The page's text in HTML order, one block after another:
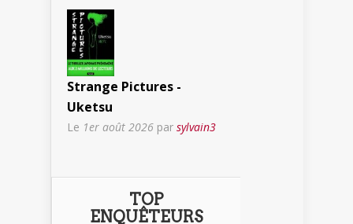
Strange Pictures -
Uketsu
Le 1er août 2026 par sylvain3
TOP
ENQUÊTEURS